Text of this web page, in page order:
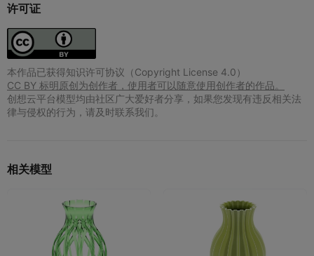
许可证
本作品已获得知识许可协议（Copyright License 4.0）
CC BY 标明原创为创作者，使用者可以随意使用创作者的作品。
创想云平台模型均由社区广大爱好者分享，如果您发现有违反相关法
律与侵权的行为，请及时联系我们。
相关模型